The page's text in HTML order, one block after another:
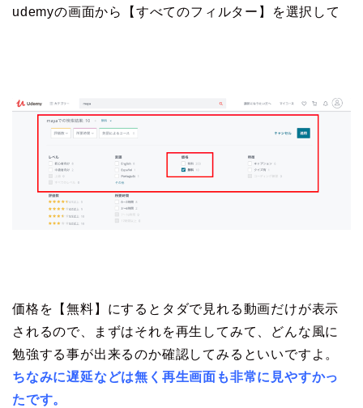
udemyの画面から【すべてのフィルター】を選択して
価格を【無料】にするとタダで見れる動画だけが表示
されるので、まずはそれを再生してみて、どんな風に
勉強する事が出来るのか確認してみるといいですよ。
ちなみに遅延などは無く再生画面も非常に見やすかっ
たです。